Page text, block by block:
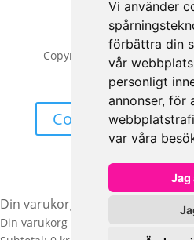
Vi använder
förbättra din
vår
personligt
annonser, för
var våra
Jag
Copyright © 2026 | All
AB
Cookieinställning
Din varukorg
Din varukorg är tom